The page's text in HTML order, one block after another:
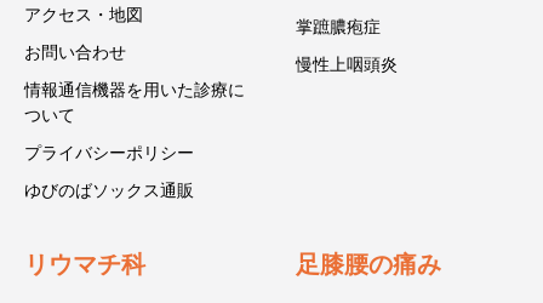
アクセス・地図
お問い合わせ
情報通信機器を用いた診療に
ついて
プライバシーポリシー
ゆびのばソックス通販
掌蹠膿疱症
慢性上咽頭炎
リウマチ科 足膝腰の痛み